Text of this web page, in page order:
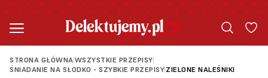
STRONA GŁÓWNA|WSZYSTKIE PRZEPISY|
ŚNIADANIE NA SŁODKO - SZYBKIE PRZEPISY|ZIELONE NALEŚNIKI